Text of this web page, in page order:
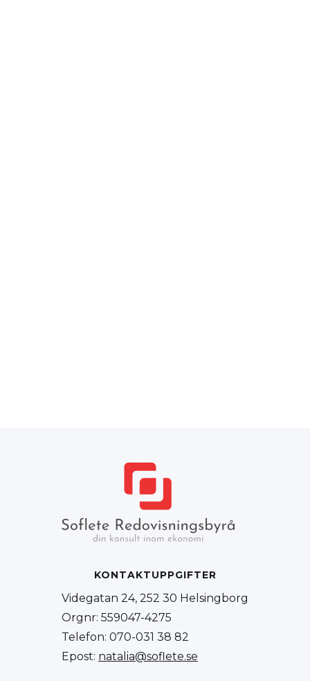
KONTAKTUPPGIFTER
Videgatan 24, 252 30 Helsingborg
Orgnr: 559047-4275
Telefon: 070-031 38 82
Epost: natalia@soflete.se